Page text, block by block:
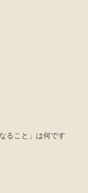
ること」は何です